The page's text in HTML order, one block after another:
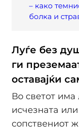
– како
болка и
Луѓе без
ги
оставајќи
Во светот има
исчезната
сопствениот